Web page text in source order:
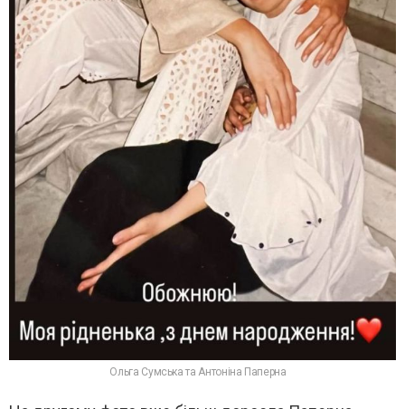
Ольга Сумська та Антоніна Паперна